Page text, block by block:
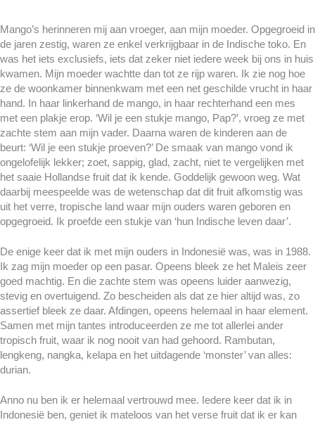
Mango’s herinneren mij aan vroeger, aan mijn moeder. Opgegroeid in
de jaren zestig, waren ze enkel verkrijgbaar in de Indische toko. En
was het iets exclusiefs, iets dat zeker niet iedere week bij ons in huis
kwamen. Mijn moeder wachtte dan tot ze rijp waren. Ik zie nog hoe
ze de woonkamer binnenkwam met een net geschilde vrucht in haar
hand. In haar linkerhand de mango, in haar rechterhand een mes
met een plakje erop. ‘Wil je een stukje mango, Pap?’, vroeg ze met
zachte stem aan mijn vader. Daarna waren de kinderen aan de
beurt: ‘Wil je een stukje proeven?’ De smaak van mango vond ik
ongelofelijk lekker; zoet, sappig, glad, zacht, niet te vergelijken met
het saaie Hollandse fruit dat ik kende. Goddelijk gewoon weg. Wat
daarbij meespeelde was de wetenschap dat dit fruit afkomstig was
uit het verre, tropische land waar mijn ouders waren geboren en
opgegroeid. Ik proefde een stukje van ‘hun Indische leven daar’.
De enige keer dat ik met mijn ouders in Indonesië was, was in 1988.
Ik zag mijn moeder op een pasar. Opeens bleek ze het Maleis zeer
goed machtig. En die zachte stem was opeens luider aanwezig,
stevig en overtuigend. Zo bescheiden als dat ze hier altijd was, zo
assertief bleek ze daar. Afdingen, opeens helemaal in haar element.
Samen met mijn tantes introduceerden ze me tot allerlei ander
tropisch fruit, waar ik nog nooit van had gehoord. Rambutan,
lengkeng, nangka, kelapa en het uitdagende ‘monster’ van alles:
durian.
Anno nu ben ik er helemaal vertrouwd mee. Iedere keer dat ik in
Indonesië ben, geniet ik mateloos van het verse fruit dat ik er kan